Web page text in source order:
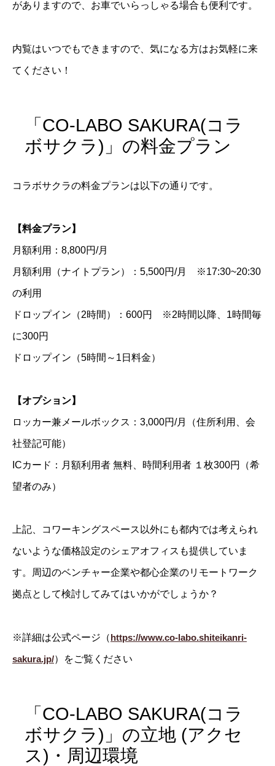
がありますので、お車でいらっしゃる場合も便利です。
内覧はいつでもできますので、気になる方はお気軽に来
てください！
「CO-LABO SAKURA(コラ
ボサクラ)」の料金プラン
コラボサクラの料金プランは以下の通りです。
【料金プラン】
月額利用：8,800円/月
月額利用（ナイトプラン）：5,500円/月 ※17:30~20:30
の利用
ドロップイン（2時間）：600円 ※2時間以降、1時間毎
に300円
ドロップイン（5時間～1日料金）
【オプション】
ロッカー兼メールボックス：3,000円/月（住所利用、会
社登記可能）
ICカード：月額利用者 無料、時間利用者 １枚300円（希
望者のみ）
上記、コワーキングスペース以外にも都内では考えられ
ないような価格設定のシェアオフィスも提供していま
す。周辺のベンチャー企業や都心企業のリモートワーク
拠点として検討してみてはいかがでしょうか？
※詳細は公式ページ（https://www.co-labo.shiteikanri-
sakura.jp/）をご覧ください
「CO-LABO SAKURA(コラ
ボサクラ)」の立地 (アクセ
ス)・周辺環境